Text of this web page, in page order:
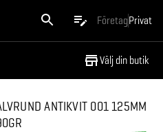
FöretagPrivat
Välj din butik
ANTIKVIT 001 125MM